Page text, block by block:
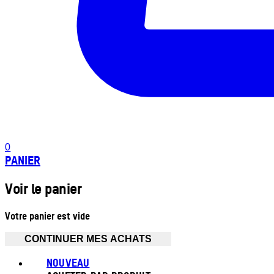
0
PANIER
Voir le panier
Votre panier est vide
CONTINUER MES ACHATS
NOUVEAU